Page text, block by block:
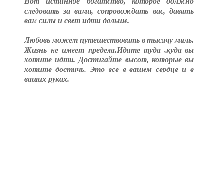
следовать за вами, сопровождать вас, давать
вам силы и свет идти дальше.
Любовь может путешествовать в тысячу миль.
Жизнь не имеет предела.Идите туда ,куда вы
хотите идти. Достигайте высот, которые вы
хотите достичь. Это все в вашем сердце и в
ваших руках.